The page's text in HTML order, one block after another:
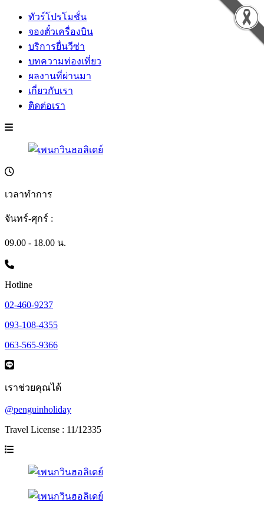
ทัวร์โปรโมชั่น
จองตั๋วเครื่องบิน
บริการยื่นวีซ่า
บทความท่องเที่ยว
ผลงานที่ผ่านมา
เกี่ยวกับเรา
ติดต่อเรา
เวลาทำการ
จันทร์-ศุกร์ :
09.00 - 18.00 น.
Hotline
02-460-9237
093-108-4355
063-565-9366
เราช่วยคุณได้
@penguinholiday
Travel License : 11/12335